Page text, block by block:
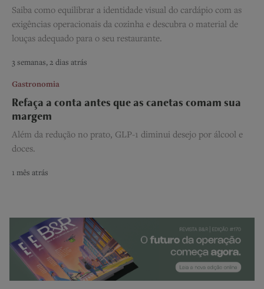
Saiba como equilibrar a identidade visual do cardápio com as
exigências operacionais da cozinha e descubra o material de
louças adequado para o seu restaurante.
3 semanas, 2 dias atrás
Gastronomia
Refaça a conta antes que as canetas comam sua
margem
Além da redução no prato, GLP-1 diminui desejo por álcool e
doces.
1 mês atrás